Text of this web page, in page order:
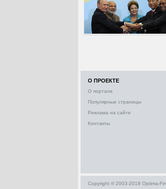
О ПРОЕКТЕ
О портале
Популярные страницы
Реклама на сайте
Контакты
Copyright © 2003-2018 Optima-